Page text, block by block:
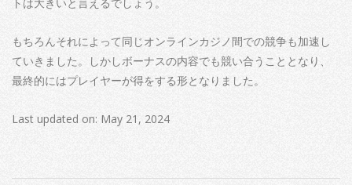
もちろんそれによって同じオンラインカジノ間での競争も加速し
ていきました。しかしボーナスの内容でも競い合うこととなり、
最終的にはプレイヤーが得をする形となりました。
Last updated on: May 21, 2024